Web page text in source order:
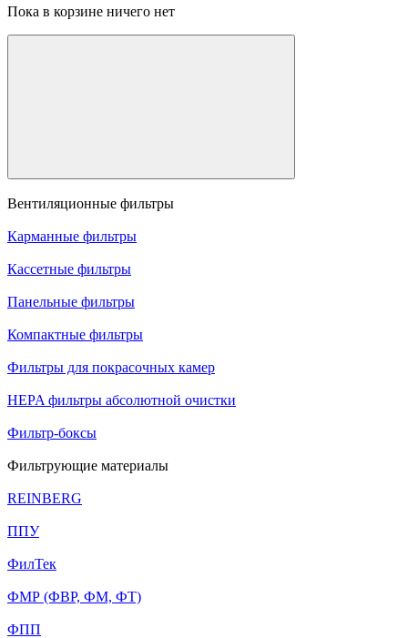
Пока в корзине ничего нет
Вентиляционные фильтры
Карманные фильтры
Кассетные фильтры
Панельные фильтры
Компактные фильтры
Фильтры для покрасочных камер
HEPA фильтры абсолютной очистки
Фильтр-боксы
Фильтрующие материалы
REINBERG
ППУ
ФилТек
ФМР (ФВР, ФМ, ФТ)
ФПП